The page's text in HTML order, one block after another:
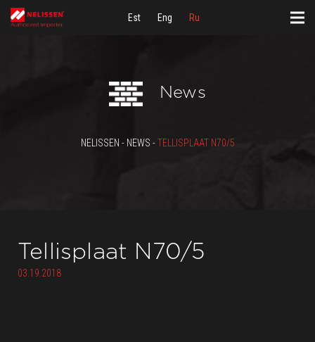
Est Eng Ru
News
NELISSEN - NEWS -TELLISPLAAT N70/5
Tellisplaat N70/5
03.19.2018